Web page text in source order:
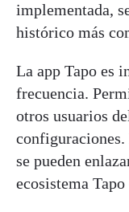
implementada,
histórico más
La app Tapo es
frecuencia.
otros usuarios
se pueden
ecosistema